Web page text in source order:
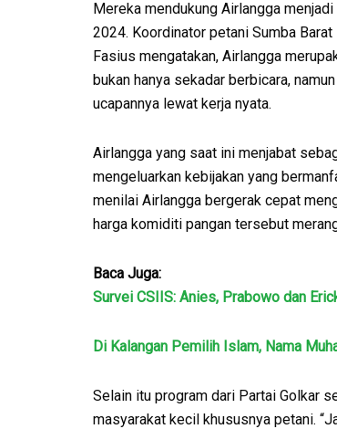
Mereka mendukung Airlangga
2024. Koordinator petani Sumba Barat
Fasius mengatakan, Airlangga
bukan hanya sekadar berbicara,
ucapannya lewat kerja nyata.
Airlangga yang saat ini menjabat
mengeluarkan kebijakan yang
menilai Airlangga bergerak cepat
harga komiditi pangan tersebut
Baca Juga:
Survei CSIIS: Anies, Prabowo dan
Di Kalangan Pemilih Islam, Nama
Selain itu program dari Partai Golkar
masyarakat kecil khususnya petani.